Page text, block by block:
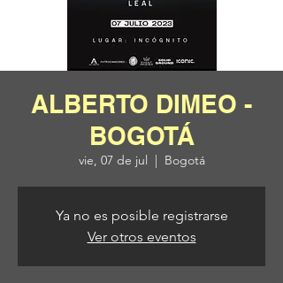
ALBERTO DIMEO -
BOGOTÁ
vie, 07 de jul
  |
Bogotá
Ya no es posible registrarse
Ver otros eventos